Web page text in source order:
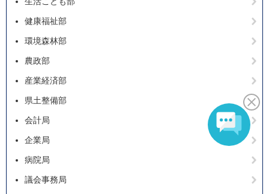
健康福祉部
環境森林部
農政部
産業経済部
県土整備部
会計局
企業局
病院局
議会事務局